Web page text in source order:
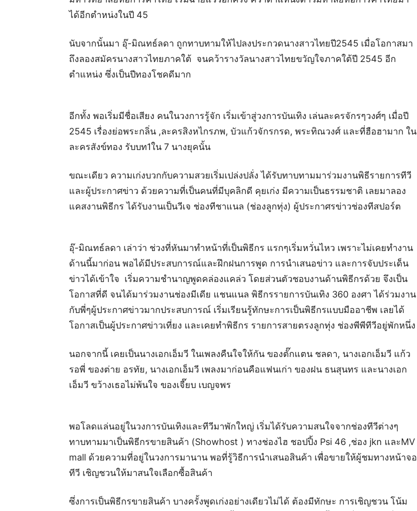
ได้อีกตำหน่งในปี 45
นับจากนั้นมา อุ๊-มิณทธ์ลดา ถูกทาบทามให้ไปลงประกวดนางสาวไทยปี2545 เมื่อโอกาสมา
ถึงลองสมัครนางสาวไทยภาคใต้ จนคว้ารางวัลนางสาวไทยขวัญใจภาคใต้ปี 2545 อีก
ตำแหน่ง ซึ่งเป็นปีทองโชคดีมาก
อีกทั้ง พอเริ่มมีชื่อเสียง คนในวงการรู้จัก เริ่มเข้าสู่วงการบันเทิง เล่นละครจักรๆวงศ์ๆ เมื่อปี
2545 เรื่องย่อพระกลิ่น ,ละครสิงหไกรภพ, บัวแก้วจักรกรด, พระทิณวงศ์ และที่ฮือฮามาก ใน
ละครสังข์ทอง รับบท1ใน 7 นางยุคนั้น
ขณะเดียว ความเก่งบวกกับความสวยเริ่มเปล่งปลั่ง ได้รับทาบทามมาร่วมงานพิธีรายการทีวี
และผู้ประกาศข่าว ด้วยความที่เป็นคนที่มีบุคลิกดี คุยเก่ง มีความเป็นธรรมชาติ เลยมาลอง
แคสงานพิธีกร ได้รับงานเป็นวีเจ ช่องทีชาแนล (ช่องลูกทุ่ง) ผู้ประกาศรข่าวช่องทีสปอร์ต
อุ๊-มิณทธ์ลดา เล่าว่า ช่วงที่หันมาทำหน้าที่เป็นพิธีกร แรกๆเริ่มหวั่นไหว เพราะไม่เคยทำงาน
ด้านนี้มาก่อน พอได้มีประสบการณ์และฝึกฝนการพูด การนำเสนอข่าว และการจับประเด็น
ข่าวได้เข้าใจ เริ่มความชำนาญพูดคล่องแคล่ว โดยส่วนตัวชอบงานด้านพิธีกรด้วย จึงเป็น
โอกาสที่ดี จนได้มาร่วมงานช่องมีเดีย แชนแนล พิธีกรรายการบันเทิง 360 องศา ได้ร่วมงาน
กับพี่ๆผู้ประกาศข่าวมากประสบการณ์ เริ่มเรียนรู้ทักษะการเป็นพิธีกรแบบมืออาชีพ เลยได้
โอกาสเป็นผู้ประกาศข่าวเที่ยง และเคยทำพิธีกร รายการสายตรงลูกทุ่ง ช่องพีพีทีวีอยู่พักหนึ่ง
นอกจากนี้ เคยเป็นนางเอกเอ็มวี ในเพลงคืนใจให้กัน ของตั๊กแตน ชลดา, นางเอกเอ็มวี แก้ว
รอพี่ ของต่าย อรทัย, นางเอกเอ็มวี เพลงมาก่อนคือแฟนเก่า ของฝน ธนสุนทร และนางเอก
เอ็มวี ขว้างเธอไม่พ้นใจ ของเจี๊ยบ เบญจพร
พอโลดแล่นอยู่ในวงการบันเทิงและทีวีมาพักใหญ่ เริ่มได้รับความสนใจจากช่องทีวีต่างๆ
ทาบทามมาเป็นพิธีกรขายสินค้า (Showhost ) ทางช่องไฮ ชอปปิ้ง Psi 46 ,ช่อง jkn และMV
mall ด้วยความที่อยู่ในวงการมานาน พอที่รู้วิธีการนำเสนอสินค้า เพื่อขายให้ผู้ชมทางหน้าจอ
ทีวี เชิญชวนให้มาสนใจเลือกซื้อสินค้า
ซึ่งการเป็นพิธีกรขายสินค้า บางครั้งพูดเก่งอย่างเดียวไม่ได้ ต้องมีทักษะ การเชิญชวน โน้ม